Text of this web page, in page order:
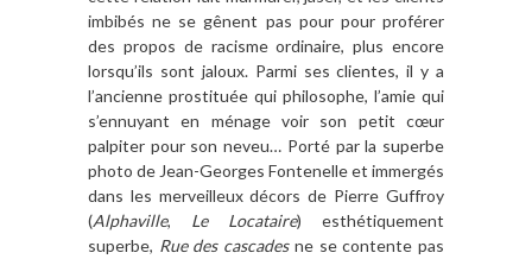
imbibés ne se gênent pas pour pour proférer
des propos de racisme ordinaire, plus encore
lorsqu’ils sont jaloux. Parmi ses clientes, il y a
l’ancienne prostituée qui philosophe, l’amie qui
s’ennuyant en ménage voir son petit cœur
palpiter pour son neveu… Porté par la superbe
photo de Jean-Georges Fontenelle et immergés
dans les merveilleux décors de Pierre Guffroy
(Alphaville, Le Locataire) esthétiquement
superbe, Rue des cascadesne se contente pas